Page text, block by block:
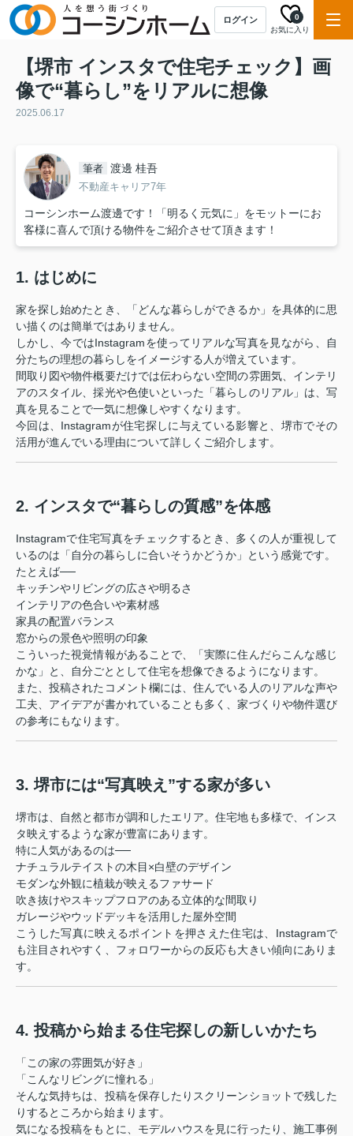
ログイン
お気に入り
0
【堺市 インスタで住宅チェック】画
像で“暮らし”をリアルに想像
2025.06.17
筆者 渡邊 桂吾
不動産キャリア7年
コーシンホーム渡邊です！「明るく元気に」をモットーにお
客様に喜んで頂ける物件をご紹介させて頂きます！
1. はじめに
家を探し始めたとき、「どんな暮らしができるか」を具体的に思
い描くのは簡単ではありません。
しかし、今ではInstagramを使ってリアルな写真を見ながら、自
分たちの理想の暮らしをイメージする人が増えています。
間取り図や物件概要だけでは伝わらない空間の雰囲気、インテリ
アのスタイル、採光や色使いといった「暮らしのリアル」は、写
真を見ることで一気に想像しやすくなります。
今回は、Instagramが住宅探しに与えている影響と、堺市でその
活用が進んでいる理由について詳しくご紹介します。
2. インスタで“暮らしの質感”を体感
Instagramで住宅写真をチェックするとき、多くの人が重視して
いるのは「自分の暮らしに合いそうかどうか」という感覚です。
たとえば──
キッチンやリビングの広さや明るさ
インテリアの色合いや素材感
家具の配置バランス
窓からの景色や照明の印象
こういった視覚情報があることで、「実際に住んだらこんな感じ
かな」と、自分ごととして住宅を想像できるようになります。
また、投稿されたコメント欄には、住んでいる人のリアルな声や
工夫、アイデアが書かれていることも多く、家づくりや物件選び
の参考にもなります。
3. 堺市には“写真映え”する家が多い
堺市は、自然と都市が調和したエリア。住宅地も多様で、インス
タ映えするような家が豊富にあります。
特に人気があるのは──
ナチュラルテイストの木目×白壁のデザイン
モダンな外観に植栽が映えるファサード
吹き抜けやスキップフロアのある立体的な間取り
ガレージやウッドデッキを活用した屋外空間
こうした写真に映えるポイントを押さえた住宅は、Instagramで
も注目されやすく、フォロワーからの反応も大きい傾向にありま
す。
4. 投稿から始まる住宅探しの新しいかたち
「この家の雰囲気が好き」
「こんなリビングに憧れる」
そんな気持ちは、投稿を保存したりスクリーンショットで残した
りするところから始まります。
気になる投稿をもとに、モデルハウスを見に行ったり、施工事例